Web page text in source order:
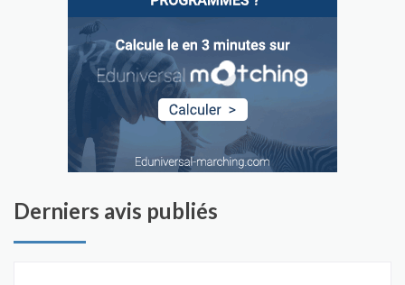
Derniers avis publiés